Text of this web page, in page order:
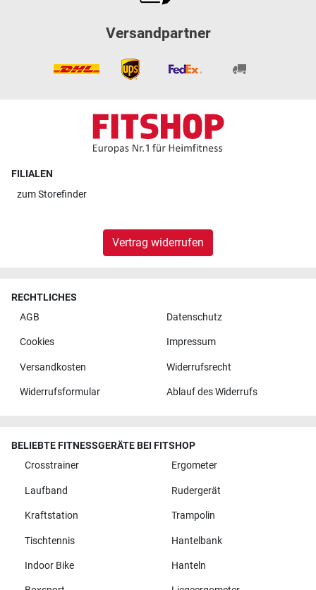
Versandpartner
FILIALEN
zumStorefinder
Vertrag widerrufen
RECHTLICHES
AGB
Datenschutz
Cookies Impressum
Versandkosten Widerrufsrecht
Widerrufsformular Ablauf des Widerrufs
BELIEBTE FITNESSGERÄTE BEI FITSHOP
Crosstrainer
Ergometer
Laufband Rudergerät
Kraftstation Trampolin
Tischtennis Hantelbank
Indoor Bike Hanteln